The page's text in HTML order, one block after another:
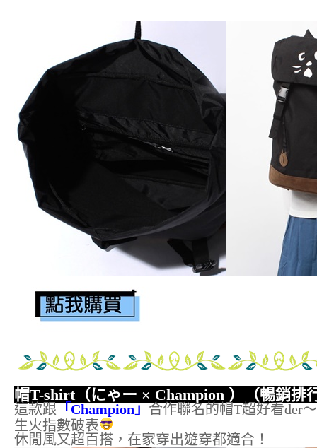
帽T-shirt（にゃー × Champion ）（暢銷排
這款跟 「Champion」 合作聯名的帽T超好看der
生火指數破表
休閒風又超百搭，在家穿出遊穿都適合！